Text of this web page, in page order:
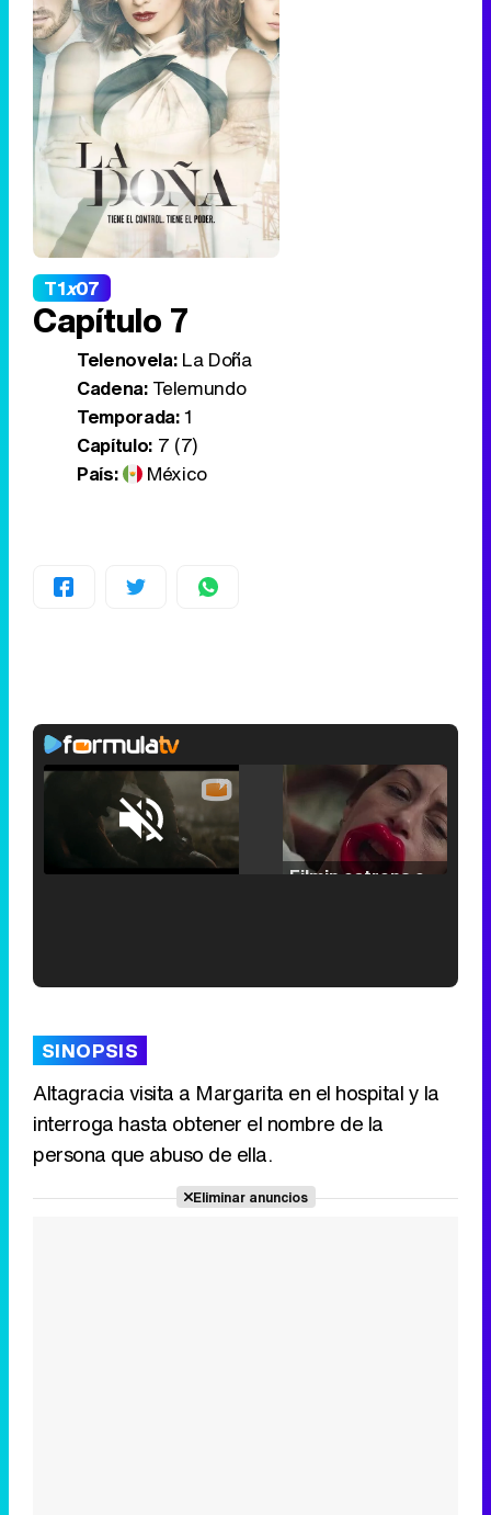
T1x07
Capítulo 7
Telenovela:La Doña
Cadena:Telemundo
Temporada:1
Capítulo:7 (7)
País:
México
Unmute /
Loaded:
25.30%
SINOPSIS
Altagracia visita a Margarita en el hospital y la
interroga hasta obtener el nombre de la
persona que abuso de ella.
Eliminar anuncios